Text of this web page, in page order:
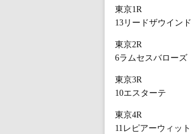
東京1R
13リードザウインド
東京2R
6ラムセスバローズ
東京3R
10エスターテ
東京4R
11レピアーウィット